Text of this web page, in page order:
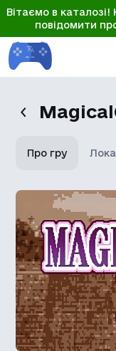
Вітаємо в
повідомити
Про гру